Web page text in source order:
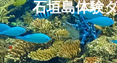
石垣島体験